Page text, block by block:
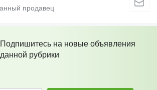
Подпишитесь на новые объявления
данной рубрики